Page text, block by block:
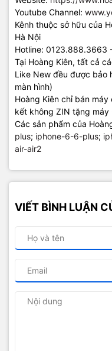
Youtube Channel:
Kênh thuộc sở hữu của
Hà Nội
Hotline: 0123.888.3663
Tại Hoàng Kiên, tất cả
Like New đều được bảo
màn hình)
Hoàng Kiên chỉ bán
kết không ZIN tặng máy
Các sản phẩm của
plus; iphone-6-6-plus;
air-air2
VIẾT BÌNH LUẬN